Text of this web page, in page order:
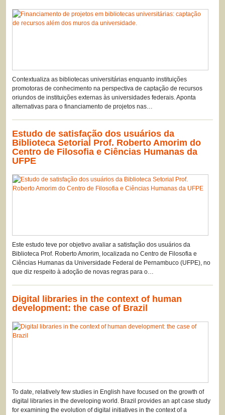
Contextualiza as bibliotecas universitárias enquanto instituições
promotoras de conhecimento na perspectiva de captação de recursos
oriundos de instituições externas às universidades federais. Aponta
alternativas para o financiamento de projetos nas…
Estudo de satisfação dos usuários da
Biblioteca Setorial Prof. Roberto Amorim do
Centro de Filosofia e Ciências Humanas da
UFPE
Este estudo teve por objetivo avaliar a satisfação dos usuários da
Biblioteca Prof. Roberto Amorim, localizada no Centro de Filosofia e
Ciências Humanas da Universidade Federal de Pernambuco (UFPE), no
que diz respeito à adoção de novas regras para o…
Digital libraries in the context of human
development: the case of Brazil
To date, relatively few studies in English have focused on the growth of
digital libraries in the developing world. Brazil provides an apt case study
for examining the evolution of digital initiatives in the context of a